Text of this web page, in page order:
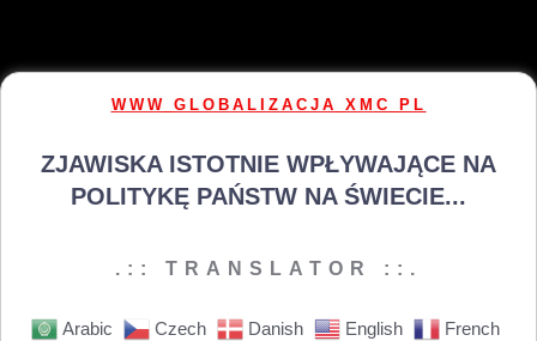
WWW GLOBALIZACJA XMC PL
ZJAWISKA ISTOTNIE WPŁYWAJĄCE NA
POLITYKĘ PAŃSTW NA ŚWIECIE...
.:: TRANSLATOR ::.
Arabic Czech Danish English
French